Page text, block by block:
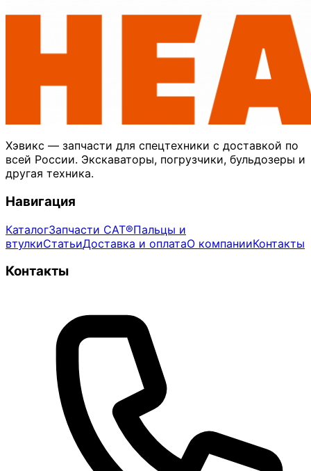
Хэвикс — запчасти для спецтехники с доставкой по
всей России. Экскаваторы, погрузчики, бульдозеры и
другая техника.
Навигация
КаталогЗапчасти CAT®Пальцы и
втулкиСтатьиДоставка и оплатаО компанииКонтакты
Контакты